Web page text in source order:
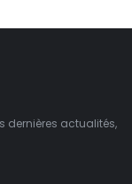
dernières actualités,